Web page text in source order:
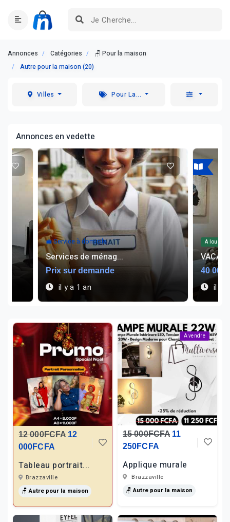
Annonces Catégories
🪑 Pour la maison
Autre pour la maison (20)
Villes Pour La...
Annonces en vedette
💼 Service à domicile
Services de ménag...
Prix sur demande
il y a 1 an
A louer
A louer
40
il y
12 000FCFA 12
000FCFA
Tableau portrait...
Brazzaville
🪑 Autre pour la maison
A vendre
15 000FCFA 11
250FCFA
Applique murale
Brazzaville
🪑 Autre pour la maison